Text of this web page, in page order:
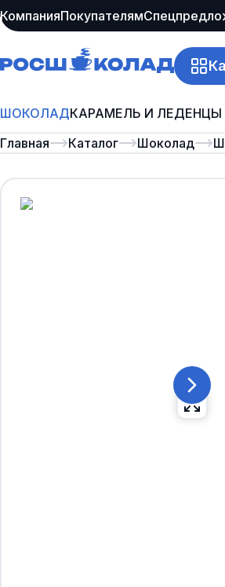
КомпанияПокупателям
ШОКОЛАДКАРАМЕЛЬ И
Главная
Каталог Шоколад